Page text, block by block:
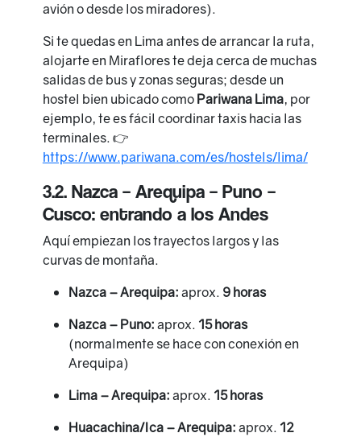
avión o desde los miradores).
Si te quedas en Lima antes de arrancar la ruta,
alojarte en Miraflores te deja cerca de muchas
salidas de bus y zonas seguras; desde un
hostel bien ubicado como Pariwana Lima, por
ejemplo, te es fácil coordinar taxis hacia las
terminales. 👉
https://www.pariwana.com/es/hostels/lima/
3.2. Nazca – Arequipa – Puno –
Cusco: entrando a los Andes
Aquí empiezan los trayectos largos y las
curvas de montaña.
Nazca – Arequipa: aprox. 9 horas
Nazca – Puno: aprox. 15 horas
(normalmente se hace con conexión en
Arequipa)
Lima – Arequipa: aprox. 15 horas
Huacachina/Ica – Arequipa: aprox. 12